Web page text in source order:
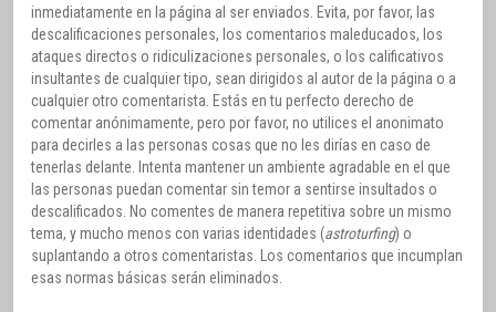
inmediatamente en la página al ser enviados. Evita, por favor, las
descalificaciones personales, los comentarios maleducados, los
ataques directos o ridiculizaciones personales, o los calificativos
insultantes de cualquier tipo, sean dirigidos al autor de la página o a
cualquier otro comentarista. Estás en tu perfecto derecho de
comentar anónimamente, pero por favor, no utilices el anonimato
para decirles a las personas cosas que no les dirías en caso de
tenerlas delante. Intenta mantener un ambiente agradable en el que
las personas puedan comentar sin temor a sentirse insultados o
descalificados. No comentes de manera repetitiva sobre un mismo
tema, y mucho menos con varias identidades (astroturfing) o
suplantando a otros comentaristas. Los comentarios que incumplan
esas normas básicas serán eliminados.